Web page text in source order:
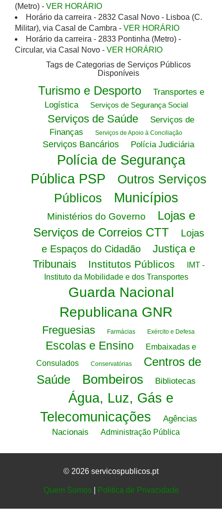
(Metro) - VER HORÁRIO
Horário da carreira - 2832 Casal Novo - Lisboa (C.
Militar), via Casal de Cambra - VER HORÁRIO
Horário da carreira - 2833 Pontinha (Metro) -
Circular, via Casal Novo - VER HORÁRIO
Tags de Categorias de Serviços Públicos
Disponíveis
Turismo e Desporto
Transportes e
Logística
Serviços de Segurança Social
Serviços de Saúde
Serviços de
Finanças
Serviços de Apoio à Conciliação
Serviços Bancários Polícia Judiciária
Polícia de Segurança
Pública PSP
Outros Serviços
Públicos
Municípios
Ministérios do Governo
Lojas e
Serviços de Correios CTT
Lojas
e Espaços do Cidadão
Justiça e
Tribunais
Institutos Públicos
IMT -
Instituto da Mobilidade e dos Transportes
Guarda Nacional
Republicana GNR
Freguesias Farmácias Exército e Defesa
Escolas e Ensino
Embaixadas e
Consulados
Conservatórias
Centros de
Saúde
Bombeiros Bibliotecas
Água, Luz, Gás e
Telecomunicações
Agências
Nacionais
Administração Pública
© 2026 servicospublicos.pt
Quem Somos| Politica de Privacidade